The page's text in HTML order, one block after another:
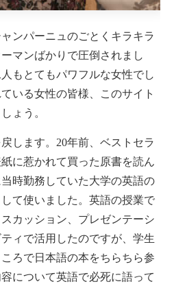
ンパーニュのごとくキラキラ
マンばかりで圧倒されまし
もとてもパワフルな女性でし
いる女性の皆様、このサイト
ょう。
します。20年前、ベストセラ
に惹かれて買った原書を読ん
時勤務していた大学の英語の
て使いました。英語の授業で
カッション、プレゼンテーシ
ィで活用したのですが、学生
ろで日本語の本をちらちら参
について英語で必死に語って